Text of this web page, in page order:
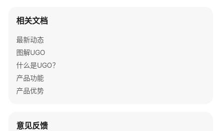
管
SQL
审
核
源
相关文档
最新动态
图解UGO
什么是UGO？
产品功能
产品优势
意见反馈